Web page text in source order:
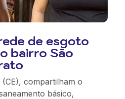
de esgoto
bairro São
compartilham o
básico,